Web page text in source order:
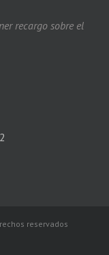
recargo sobre el
reservados